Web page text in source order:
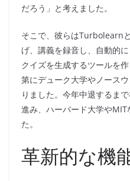
だろう」と考えました。
そこで、彼らはTurbolearn
げ、講義を録音し、自動的
クイズを生成するツールを
第にデューク大学やノース
りました。今年中退するま
進み、ハーバード大学や
た。
革新的な機